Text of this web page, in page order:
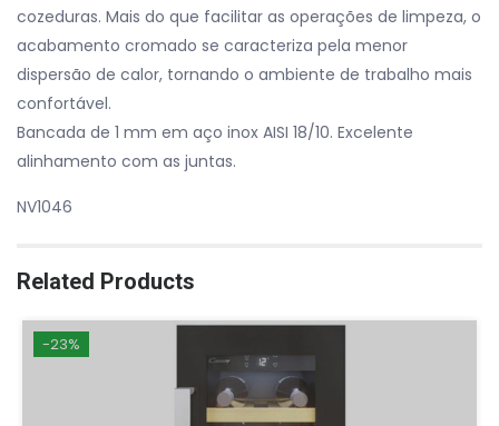
cozeduras. Mais do que facilitar as operações de limpeza, o
acabamento cromado se caracteriza pela menor
dispersão de calor, tornando o ambiente de trabalho mais
confortável.
Bancada de 1 mm em aço inox AISI 18/10. Excelente
alinhamento com as juntas.
NV1046
Related Products
-23%